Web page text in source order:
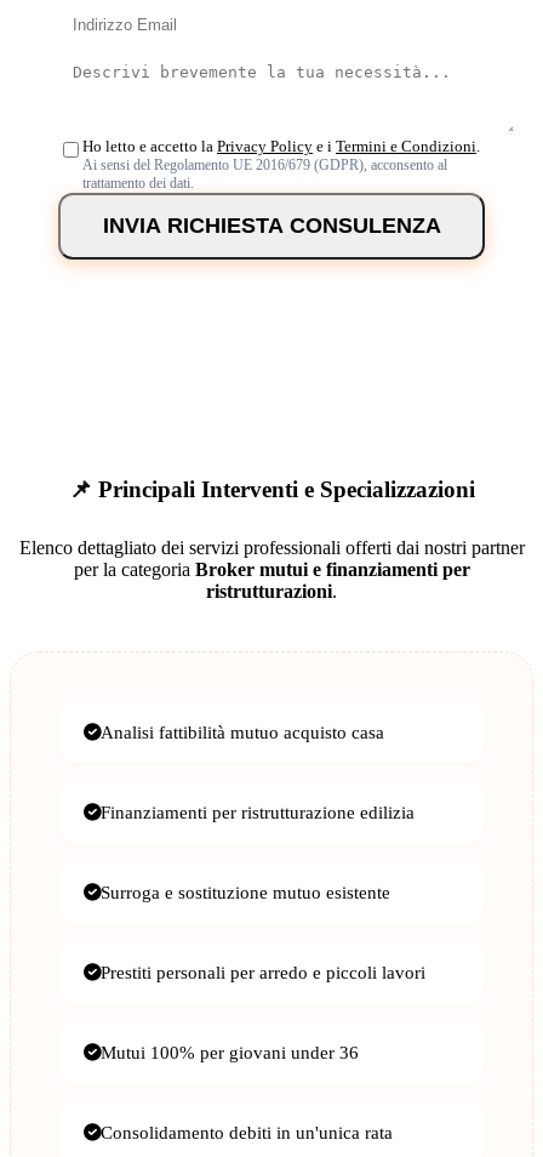
Ho letto e accetto la Privacy Policy e i Termini e Condizioni.
Ai sensi del Regolamento UE 2016/679 (GDPR), acconsento al
trattamento dei dati.
INVIA RICHIESTA CONSULENZA
📌 Principali Interventi e Specializzazioni
Elenco dettagliato dei servizi professionali offerti dai nostri partner
per la categoria Broker mutui e finanziamenti per
ristrutturazioni.
Analisi fattibilità mutuo acquisto casa
Finanziamenti per ristrutturazione edilizia
Surroga e sostituzione mutuo esistente
Prestiti personali per arredo e piccoli lavori
Mutui 100% per giovani under 36
Consolidamento debiti in un'unica rata